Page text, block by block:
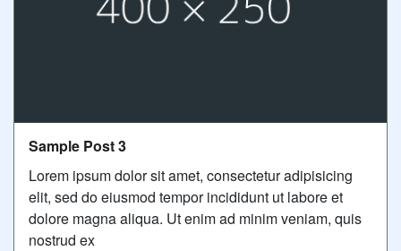
Sample Post 3
Lorem ipsum dolor sit amet, consectetur adipisicing
elit, sed do eiusmod tempor incididunt ut labore et
dolore magna aliqua. Ut enim ad minim veniam, quis
nostrud ex